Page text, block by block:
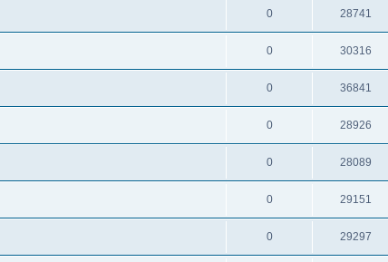
0 28741
0 30316
0 36841
0 28926
0 28089
0 29151
0 29297